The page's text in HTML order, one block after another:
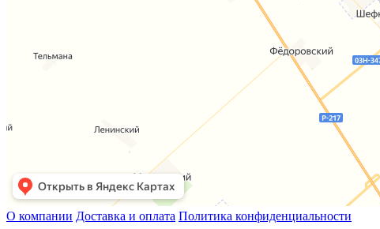
О компании Доставка и оплата Политика конфиденциальности